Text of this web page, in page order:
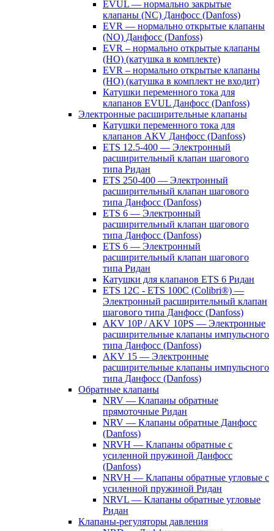
EVUL — нормально закрытые
клапаны (NC) Данфосс (Danfoss)
EVR — нормально открытые клапаны
(NO) Данфосс (Danfoss)
EVR – нормально открытые клапаны
(НО) (катушка в комплекте)
EVR – нормально открытые клапаны
(НО) (катушка в комплект не входит)
Катушки переменного тока для
клапанов EVUL Данфосс (Danfoss)
Электронные расширительные клапаны
Катушки переменного тока для
клапанов AKV Данфосс (Danfoss)
ETS 12.5-400 — Электронный
расширительный клапан шагового
типа Ридан
ETS 250-400 — Электронный
расширительный клапан шагового
типа Данфосс (Danfoss)
ETS 6 — Электронный
расширительный клапан шагового
типа Данфосс (Danfoss)
ETS 6 — Электронный
расширительный клапан шагового
типа Ридан
Катушки для клапанов ETS 6 Ридан
ETS 12C - ETS 100C (Colibri®) —
Электронный расширительный клапан
шагового типа Данфосс (Danfoss)
AKV 10P / AKV 10PS — Электронные
расширительные клапаны импульсного
типа Данфосс (Danfoss)
AKV 15 — Электронные
расширительные клапаны импульсного
типа Данфосс (Danfoss)
Обратные клапаны
NRV — Клапаны обратные
прямоточные Ридан
NRV — Клапаны обратные Данфосс
(Danfoss)
NRVH — Клапаны обратные с
усиленной пружиной Данфосс
(Danfoss)
NRVH — Клапаны обратные угловые с
усиленной пружиной Ридан
NRVL — Клапаны обратные угловые
Ридан
Клапаны-регуляторы давления